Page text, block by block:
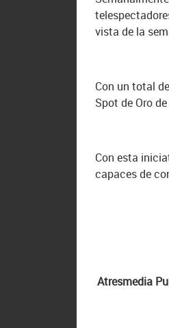
vista de la
Con un total
Spot de Oro
Con esta
capaces de
Atresmedia